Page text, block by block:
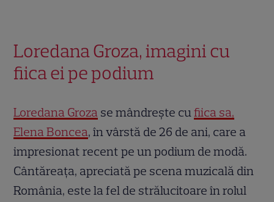
Loredana Groza, imagini cu
fiica ei pe podium
Loredana Groza se mândrește cufiica sa,
Elena Boncea, în vârstă de 26 de ani, care a
impresionat recent pe un podium de modă.
Cântăreața, apreciată pe scena muzicală din
România, este la fel de strălucitoare în rolul